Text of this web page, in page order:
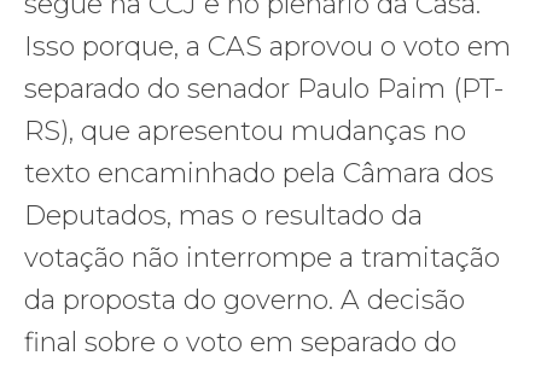
Isso porque, a CAS aprovou o voto em
separado do senador Paulo Paim (PT-
RS), que apresentou mudanças no
texto encaminhado pela Câmara dos
Deputados, mas o resultado da
votação não interrompe a tramitação
da proposta do governo. A decisão
final sobre o voto em separado do